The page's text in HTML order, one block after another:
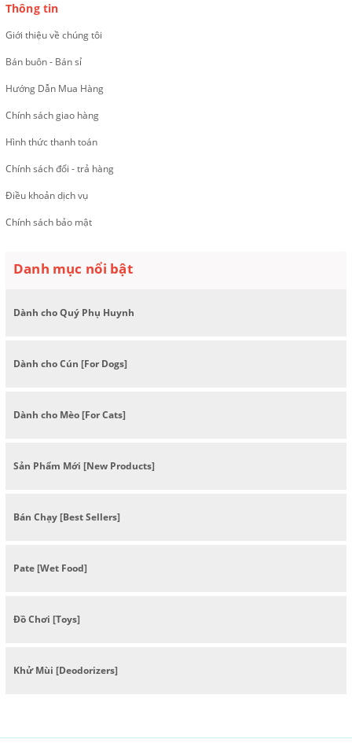
Thông tin
Giới thiệu về chúng tôi
Bán buôn - Bán sỉ
Hướng Dẫn Mua Hàng
Chính sách giao hàng
Hình thức thanh toán
Chính sách đổi - trả hàng
Điều khoản dịch vụ
Chính sách bảo mật
Danh mục nổi bật
Dành cho Quý Phụ Huynh
Dành cho Cún [For Dogs]
Dành cho Mèo [For Cats]
Sản Phẩm Mới [New Products]
Bán Chạy [Best Sellers]
Pate [Wet Food]
Đồ Chơi [Toys]
Khử Mùi [Deodorizers]